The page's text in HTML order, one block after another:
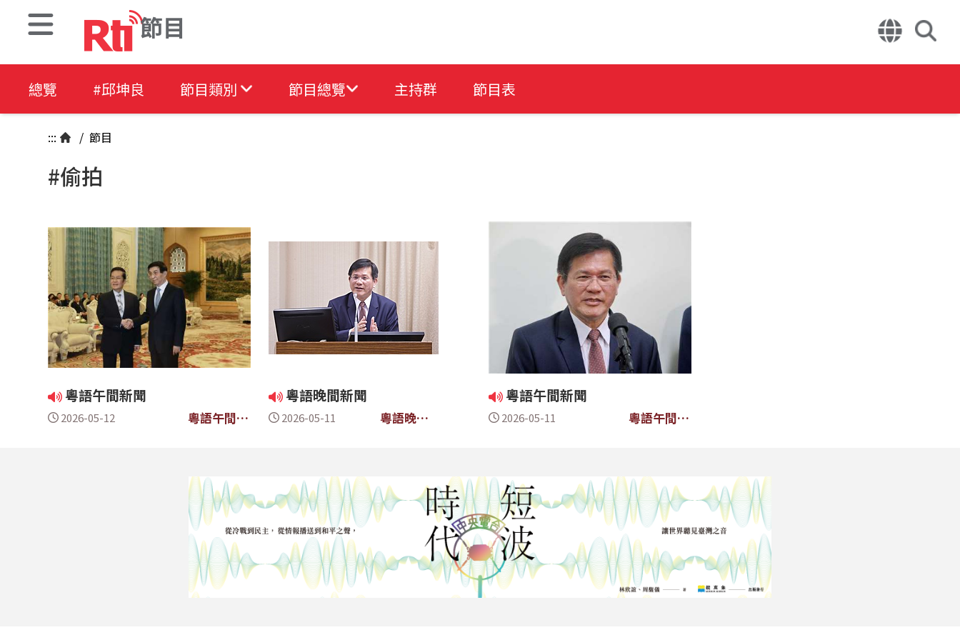
節目
總覽 #邱坤良 節目類別 節目總覽 主持群 節目表
::: / 節目
#偷拍
粵語午間新聞
2026-05-12
粵語午間新
粵語晚間新聞
2026-05-11
粵語晚間
粵語午間新聞
2026-05-11
粵語午間新